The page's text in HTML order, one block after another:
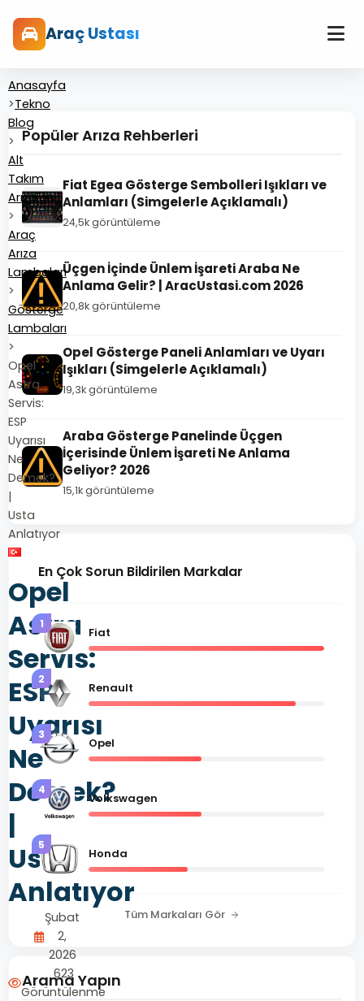
Araç Ustası
Anasayfa
>Tekno
Blog
>
Alt
Takım
Arızaları
>
Araç
Arıza
Lambaları
>
Gösterge
Lambaları
>
Opel
Astra
Servis:
ESP
Uyarısı
Ne
Demek?
|
Usta
Anlatıyor
Opel
Astra
Servis:
ESP
Uyarısı
Ne
Demek?
|
Usta
Anlatıyor
Şubat
2,
2026
623
Görüntülenme
Popüler Arıza Rehberleri
Fiat Egea Gösterge Sembolleri Işıkları ve
Anlamları (Simgelerle Açıklamalı)
24,5k görüntüleme
Üçgen İçinde Ünlem İşareti Araba Ne
Anlama Gelir? | AracUstasi.com 2026
20,8k görüntüleme
Opel Gösterge Paneli Anlamları ve Uyarı
Işıkları (Simgelerle Açıklamalı)
19,3k görüntüleme
Araba Gösterge Panelinde Üçgen
İçerisinde Ünlem İşareti Ne Anlama
Geliyor? 2026
15,1k görüntüleme
En Çok Sorun Bildirilen Markalar
1
Fiat
2
Renault
3
Opel
4
Volkswagen
5
Honda
Tüm Markaları Gör
Arama Yapın